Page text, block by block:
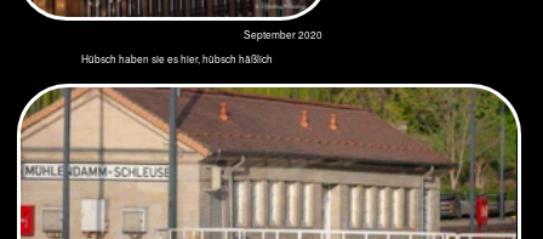
April 2020
Ist das Kunst? Oder kann das weg?